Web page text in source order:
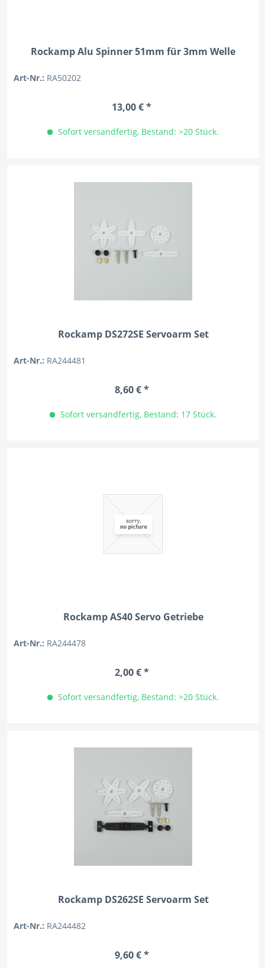
Rockamp Alu Spinner 51mm für 3mm Welle
Art-Nr.: RA50202
13,00 € *
Sofort versandfertig, Bestand: >20 Stück.
Rockamp DS272SE Servoarm Set
Art-Nr.: RA244481
8,60 € *
Sofort versandfertig, Bestand: 17 Stück.
Rockamp AS40 Servo Getriebe
Art-Nr.: RA244478
2,00 € *
Sofort versandfertig, Bestand: >20 Stück.
Rockamp DS262SE Servoarm Set
Art-Nr.: RA244482
9,60 € *